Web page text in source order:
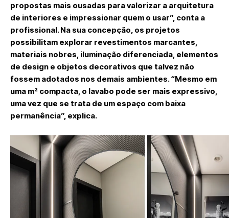
propostas mais ousadas para valorizar a arquitetura
de interiores e impressionar quem o usar”, conta a
profissional. Na sua concepção, os projetos
possibilitam explorar revestimentos marcantes,
materiais nobres, iluminação diferenciada, elementos
de design e objetos decorativos que talvez não
fossem adotados nos demais ambientes. “Mesmo em
uma m² compacta, o lavabo pode ser mais expressivo,
uma vez que se trata de um espaço com baixa
permanência”, explica.